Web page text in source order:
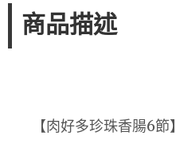
商品描述
【肉好多珍珠香腸6節】